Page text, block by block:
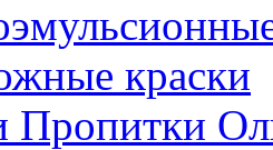
краски
Пропитки